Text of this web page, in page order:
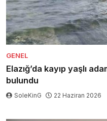
GENEL
Elazığ’da kayıp yaşlı
bulundu
SoleKinG 22 Haziran 2026